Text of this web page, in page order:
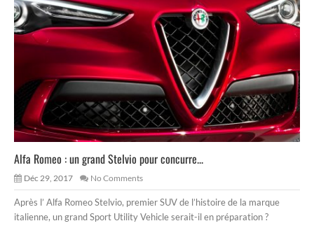
Alfa Romeo : un grand Stelvio pour concurre...
Déc 29, 2017 No Comments
Après l’ Alfa Romeo Stelvio, premier SUV de l’histoire de la marque
italienne, un grand Sport Utility Vehicle serait-il en préparation ?